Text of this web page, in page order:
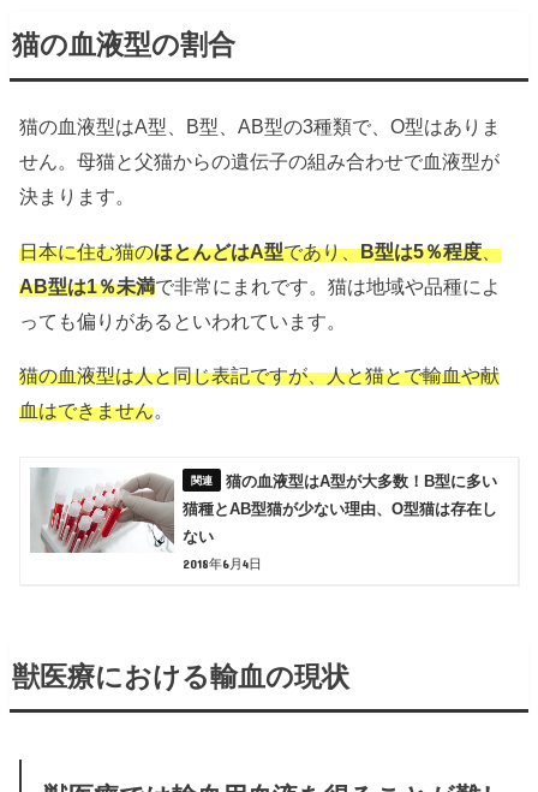
猫の血液型の割合
猫の血液型はA型、B型、AB型の3種類で、O型はありま
せん。母猫と父猫からの遺伝子の組み合わせで血液型が
決まります。
日本に住む猫のほとんどはA型であり、B型は5％程度、
AB型は1％未満で非常にまれです。猫は地域や品種によ
っても偏りがあるといわれています。
猫の血液型は人と同じ表記ですが、人と猫とで輸血や献
血はできません。
猫の血液型はA型が大多数！B型に多い
猫種とAB型猫が少ない理由、O型猫は存在し
ない
2018年6月4日
獣医療における輸血の現状